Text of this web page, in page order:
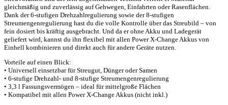
gleichmäßig und zuverlässig auf Gehwegen, Einfahrten oder Rasenflächen.
Dank der 6-stufigen Drehzahlregulierung sowie der 8-stufigen
Streumengenregulierung hast du die volle Kontrolle über das Streubild – von
fein dosiert bis kräftig ausgebracht. Und da er ohne Akku und Ladegerät
geliefert wird, kannst du ihn flexibel mit allen Power X-Change Akkus von
Einhell kombinieren und direkt auch für andere Geräte nutzen.
Vorteile auf einen Blick:
• Universell einsetzbar für Streugut, Dünger oder Samen
• 6-stufige Drehzahl- und 8-stufige Streumengenregulierung
• 3,3 l Fassungsvermögen – ideal für mittelgroße Flächen
• Kompatibel mit allen Power X-Change Akkus (nicht inkl.)